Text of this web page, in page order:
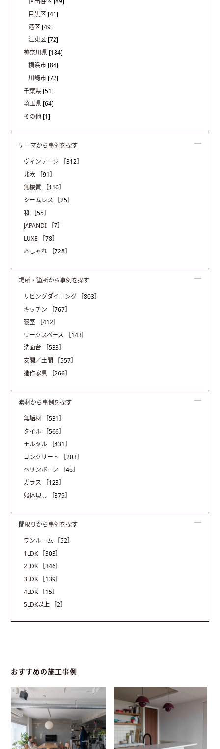
目黒区 [41]
港区 [49]
江東区 [72]
神奈川県 [184]
横浜市 [84]
川崎市 [72]
千葉県 [51]
埼玉県 [64]
その他 [1]
テーマから事例を探す
ヴィンテージ
［312］
北欧
［91］
無機質
［116］
シームレス
［25］
和
［55］
JAPANDI
［7］
LUXE
［78］
おしゃれ
［728］
場所・箇所から事例を探す
リビングダイニング
［803］
キッチン
［767］
寝室
［412］
ワークスペース
［143］
洗面台
［533］
玄関／土間
［557］
造作家具
［266］
素材から事例を探す
無垢材
［531］
タイル
［566］
モルタル
［431］
コンクリート
［203］
ヘリンボーン
［46］
ガラス
［123］
躯体現し
［379］
間取りから事例を探す
ワンルーム
［52］
1LDK
［303］
2LDK
［346］
3LDK
［139］
4LDK
［15］
5LDK以上
［2］
おすすめの施工事例